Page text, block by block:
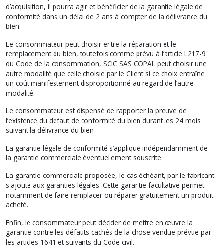
d’acquisition, il pourra agir et bénéficier de la garantie légale de
conformité dans un délai de 2 ans à compter de la délivrance du
bien.
Le consommateur peut choisir entre la réparation et le
remplacement du bien, toutefois comme prévu à l’article L217-9
du Code de la consommation, SCIC SAS COPAL peut choisir une
autre modalité que celle choisie par le Client si ce choix entraîne
un coût manifestement disproportionné au regard de l’autre
modalité.
Le consommateur est dispensé de rapporter la preuve de
l’existence du défaut de conformité du bien durant les 24 mois
suivant la délivrance du bien
La garantie légale de conformité s’applique indépendamment de
la garantie commerciale éventuellement souscrite.
La garantie commerciale proposée, le cas échéant, par le fabricant
s'ajoute aux garanties légales. Cette garantie facultative permet
notamment de faire remplacer ou réparer gratuitement un produit
acheté.
Enfin, le consommateur peut décider de mettre en œuvre la
garantie contre les défauts cachés de la chose vendue prévue par
les articles 1641 et suivants du Code civil.